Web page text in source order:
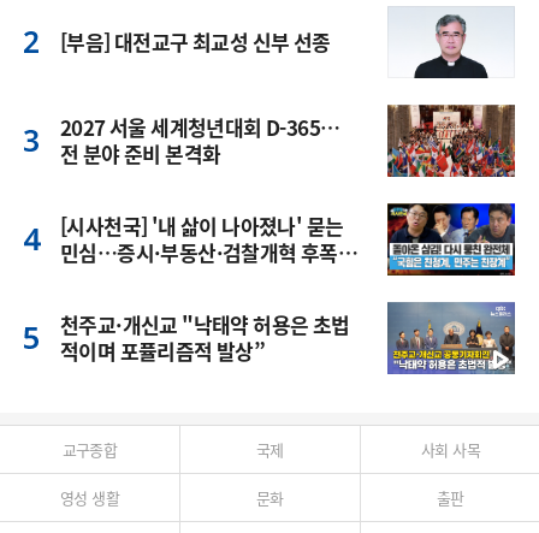
[부음] 대전교구 최교성 신부 선종
2027 서울 세계청년대회 D-365…
전 분야 준비 본격화
[시사천국] '내 삶이 나아졌나' 묻는
민심…증시·부동산·검찰개혁 후폭
천주교·개신교 "낙태약 허용은 초법
적이며 포퓰리즘적 발상”
교구종합 국제 사회 사목
영성 생활 문화 출판